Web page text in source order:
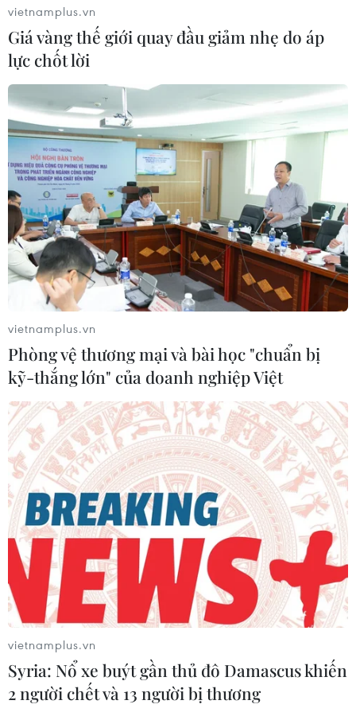
vietnamplus.vn
Giá vàng thế giới quay đầu giảm nhẹ do áp
lực chốt lời
vietnamplus.vn
Phòng vệ thương mại và bài học "chuẩn bị
kỹ-thắng lớn" của doanh nghiệp Việt
vietnamplus.vn
Syria: Nổ xe buýt gần thủ đô Damascus khiến
2 người chết và 13 người bị thương